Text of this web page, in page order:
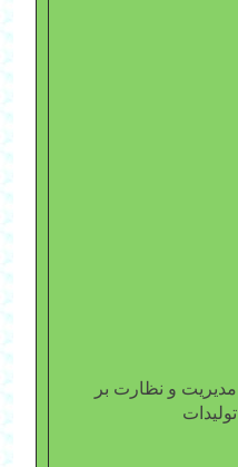
مدیریت و نظارت بر
تولیدات